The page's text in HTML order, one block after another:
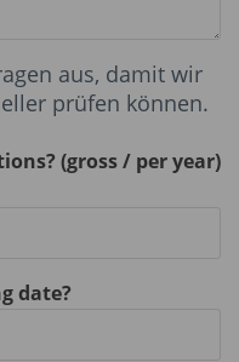
aus, damit wir
prüfen können.
(gross / per year)
date?